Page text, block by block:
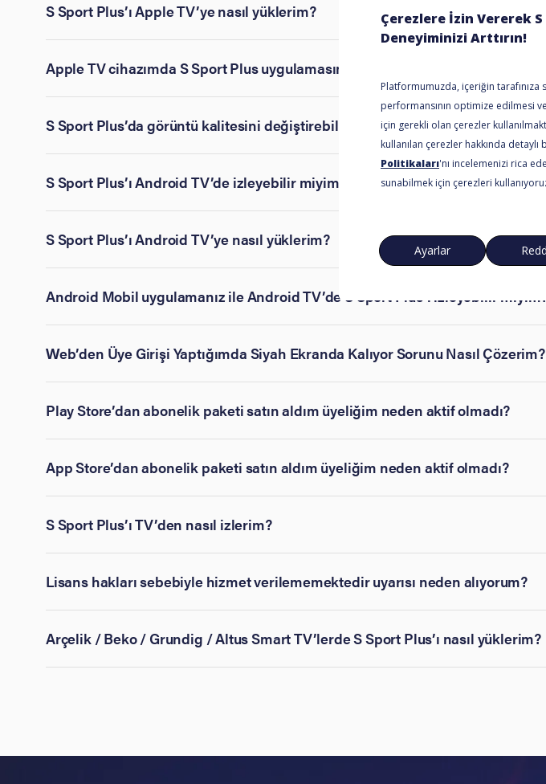
S Sport Plus’ı Apple TV’ye nasıl yüklerim?
Apple TV cihazımda S Sport Plus uygulamasını bulamıyorum
S Sport Plus’da görüntü kalitesini değiştirebilir miyim?
S Sport Plus’ı Android TV’de izleyebilir miyim?
S Sport Plus’ı Android TV’ye nasıl yüklerim?
Android Mobil uygulamanız ile Android TV’de S Sport Plus’ı izleyebilir miyim?
Web’den Üye Girişi Yaptığımda Siyah Ekranda Kalıyor Sorunu Nasıl Çözerim?
Play Store’dan abonelik paketi satın aldım üyeliğim neden aktif olmadı?
App Store’dan abonelik paketi satın aldım üyeliğim neden aktif olmadı?
S Sport Plus’ı TV’den nasıl izlerim?
Lisans hakları sebebiyle hizmet verilememektedir uyarısı neden alıyorum?
Arçelik / Beko / Grundig / Altus Smart TV’lerde S Sport Plus’ı nasıl yüklerim?